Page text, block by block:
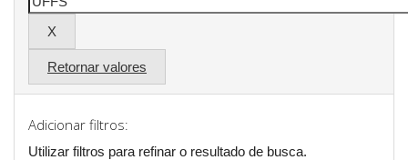
Retornar valores
Adicionar filtros:
Utilizar filtros para refinar o resultado de busca.